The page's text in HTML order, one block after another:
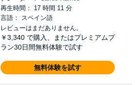
再生時間： 17 時間 11 分
言語： スペイン語
レビューはまだありません。
￥3,340 で購入、またはプレミアムプ
ラン30日間無料体験で試す
無料体験を試す